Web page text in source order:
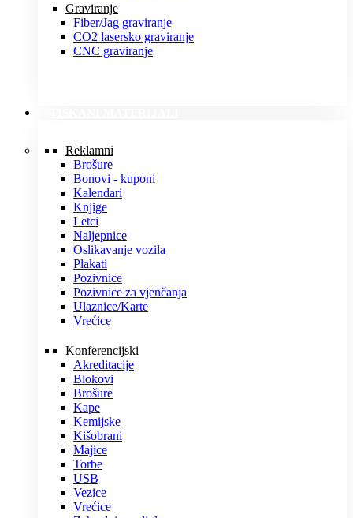
Graviranje
Fiber/Jag graviranje
CO2 lasersko graviranje
CNC graviranje
Reklamni
Brošure
Bonovi - kuponi
Kalendari
Knjige
Letci
Naljepnice
Oslikavanje vozila
Plakati
Pozivnice
Pozivnice za vjenčanja
Ulaznice/Karte
Vrećice
Konferencijski
Akreditacije
Blokovi
Brošure
Kape
Kemijske
Kišobrani
Majice
Torbe
USB
Vezice
Vrećice